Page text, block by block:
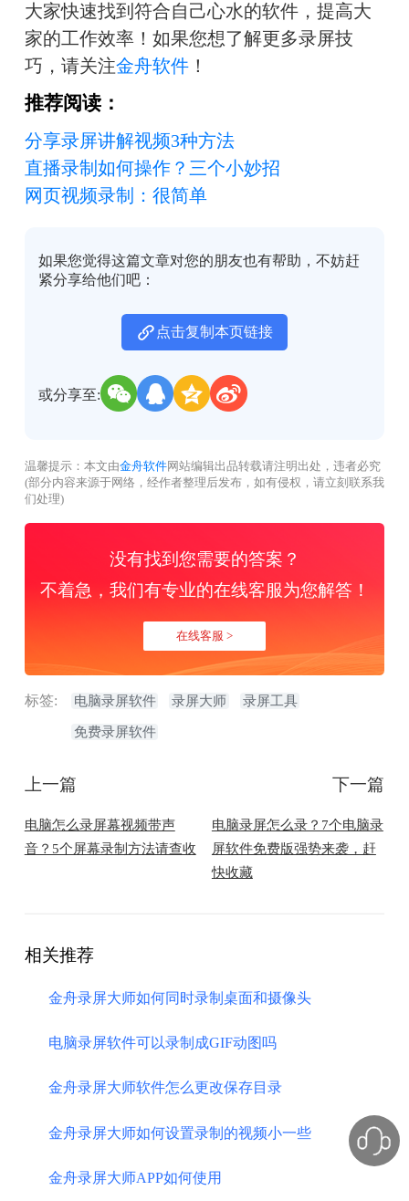
大家快速找到符合自己心水的软件，提高大
家的工作效率！如果您想了解更多录屏技
巧，请关注金舟软件！
推荐阅读：
分享录屏讲解视频3种方法
直播录制如何操作？三个小妙招
网页视频录制：很简单
如果您觉得这篇文章对您的朋友也有帮助，不妨赶
紧分享给他们吧：
点击复制本页链接
或分享至:
温馨提示：本文由金舟软件网站编辑出品转载请注明出处，违者必究
(部分内容来源于网络，经作者整理后发布，如有侵权，请立刻联系我
们处理)
没有找到您需要的答案？
不着急，我们有专业的在线客服为您解答！
在线客服 >
标签: 电脑录屏软件 录屏大师 录屏工具
免费录屏软件
上一篇
电脑怎么录屏幕视频带声
音？5个屏幕录制方法请查收
下一篇
电脑录屏怎么录？7个电脑录
屏软件免费版强势来袭，赶
快收藏
相关推荐
金舟录屏大师如何同时录制桌面和摄像头
电脑录屏软件可以录制成GIF动图吗
金舟录屏大师软件怎么更改保存目录
金舟录屏大师如何设置录制的视频小一些
金舟录屏大师APP如何使用